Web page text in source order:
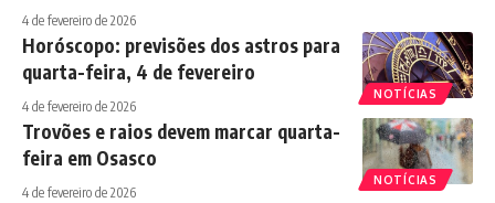
4 de fevereiro de 2026
NOTÍCIAS
Horóscopo: previsões dos astros para
quarta-feira, 4 de fevereiro
4 de fevereiro de 2026
NOTÍCIAS
Trovões e raios devem marcar quarta-
feira em Osasco
4 de fevereiro de 2026